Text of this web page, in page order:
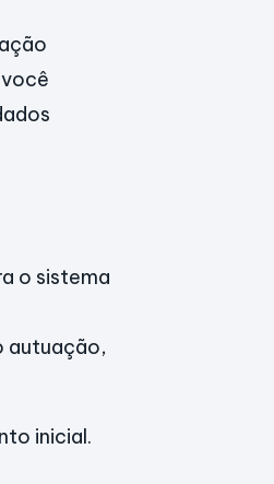
o sistema
autuação,
inicial.